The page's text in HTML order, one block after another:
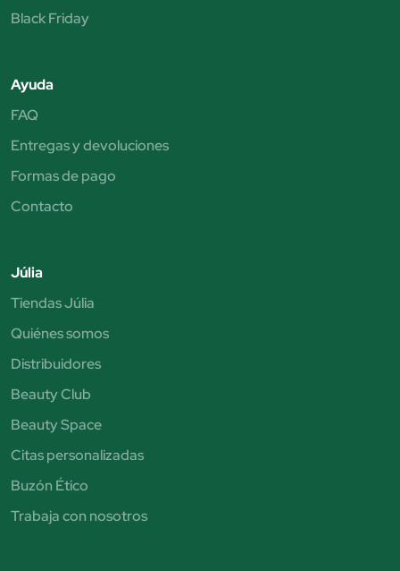
Black Friday
Ayuda
FAQ
Entregas y devoluciones
Formas de pago
Contacto
Júlia
Tiendas Júlia
Quiénes somos
Distribuidores
Beauty Club
Beauty Space
Citas personalizadas
Buzón Ético
Trabaja con nosotros